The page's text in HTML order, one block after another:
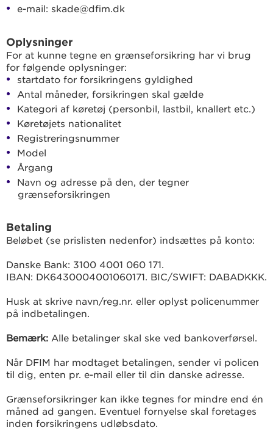
e-mail: skade@dfim.dk
Oplysninger
For at kunne tegne en grænseforsikring har vi brug
for følgende oplysninger:
startdato for forsikringens gyldighed
Antal måneder, forsikringen skal gælde
Kategori af køretøj (personbil, lastbil, knallert etc.)
Køretøjets nationalitet
Registreringsnummer
Model
Årgang
Navn og adresse på den, der tegner
grænseforsikringen
Betaling
Beløbet (se prislisten nedenfor) indsættes på konto:
Danske Bank: 3100 4001 060 171.
IBAN: DK6430004001060171. BIC/SWIFT: DABADKKK.
Husk at skrive navn/reg.nr. eller oplyst policenummer
på indbetalingen.
Bemærk: Alle betalinger skal ske ved bankoverførsel.
Når DFIM har modtaget betalingen, sender vi policen
til dig, enten pr. e-mail eller til din danske adresse.
Grænseforsikringer kan ikke tegnes for mindre end én
måned ad gangen. Eventuel fornyelse skal foretages
inden forsikringens udløbsdato.